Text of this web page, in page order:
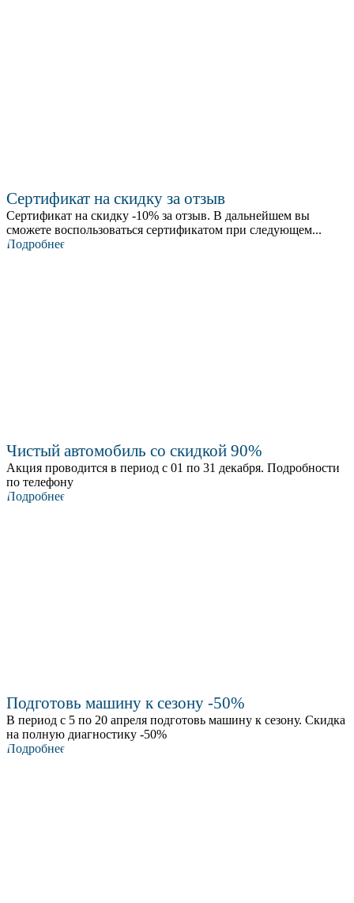
Сертификат на скидку за отзыв
Сертификат на скидку -10% за отзыв. В дальнейшем вы
сможете воспользоваться сертификатом при следующем...
Подробнее
Чистый автомобиль со скидкой 90%
Акция проводится в период с 01 по 31 декабря. Подробности
по телефону
Подробнее
Подготовь машину к сезону -50%
В период с 5 по 20 апреля подготовь машину к сезону. Скидка
на полную диагностику -50%
Подробнее